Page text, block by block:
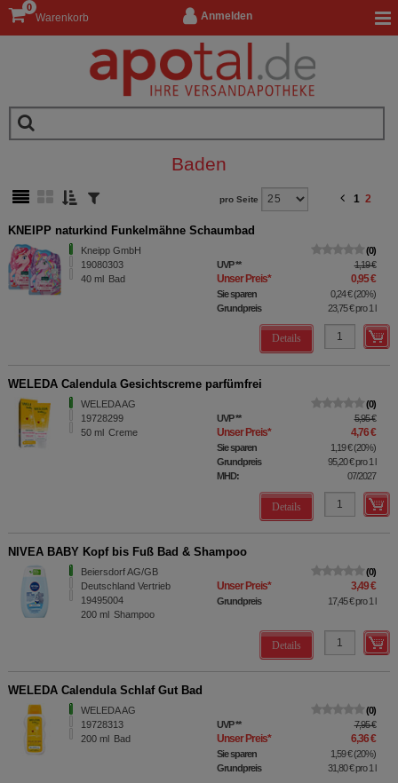
Anmelden
Warenkorb
0
Baden
pro Seite 1 2
KNEIPP naturkind Funkelmähne Schaumbad
Kneipp GmbH
19080303
40 ml Bad
0
UVP** 1,19 €
Unser Preis* 0,95 €
Sie sparen 0,24 €(20%)
Grundpreis
23,75 €pro 1 l
Details
WELEDA Calendula Gesichtscreme parfümfrei
WELEDA AG
19728299
50 ml Creme
0
UVP** 5,95 €
Unser Preis* 4,76 €
Sie sparen 1,19 €(20%)
Grundpreis
95,20 €pro 1 l
MHD:
07/2027
Details
NIVEA BABY Kopf bis Fuß Bad & Shampoo
Beiersdorf AG/GB
Deutschland Vertrieb
19495004
200 ml Shampoo
0
Unser Preis* 3,49 €
Grundpreis 17,45 €pro 1 l
Details
WELEDA Calendula Schlaf Gut Bad
WELEDA AG
19728313
200 ml Bad
0
UVP** 7,95 €
Unser Preis* 6,36 €
Sie sparen 1,59 €(20%)
Grundpreis
31,80 €pro 1 l